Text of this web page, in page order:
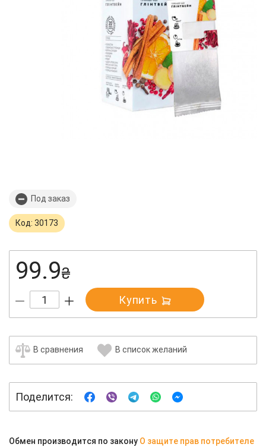
Под заказ
Код: 30173
99.9₴
Купить
В сравнения В список желаний
Поделится:
Обмен производится по закону О защите прав потребителе